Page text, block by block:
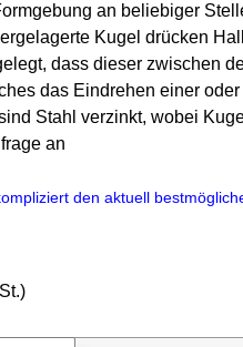
an beliebiger
Kugel drücken
dass dieser zwischen
das Eindrehen einer
Stahl verzinkt, wobei
an
den aktuell